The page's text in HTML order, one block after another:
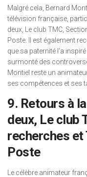
Malgré cela, Bernard
télévision française,
deux, Le club TMC,
Poste. Il est également
que sa paternité l’a
surmonté des
Montiel reste un
ses compétences et ses
9. Retours à
deux, Le club
recherches et
Poste
Le célèbre animateur